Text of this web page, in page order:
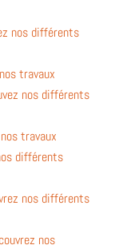
nos différents
travaux
nos différents
travaux
différents
nos différents
nos